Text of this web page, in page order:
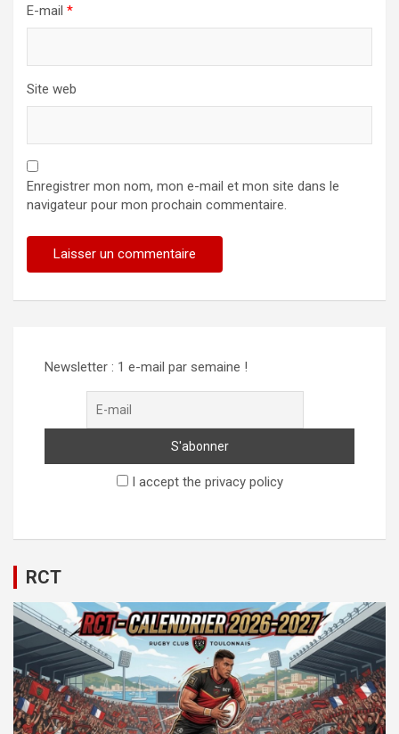
E-mail *
Site web
Enregistrer mon nom, mon e-mail et mon site dans le
navigateur pour mon prochain commentaire.
Newsletter : 1 e-mail par semaine !
I accept the privacy policy
RCT